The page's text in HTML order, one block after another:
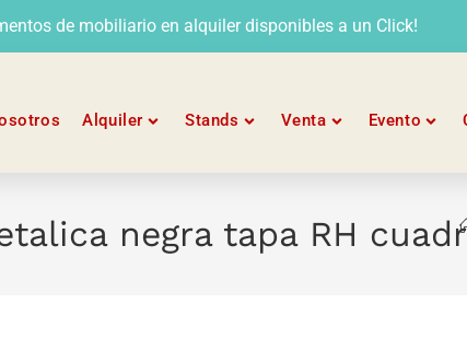
de mobiliario en alquiler disponibles a un Click!
Alquiler Stands Venta Evento
negra tapa RH